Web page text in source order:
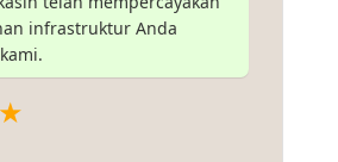
infrastruktur Anda